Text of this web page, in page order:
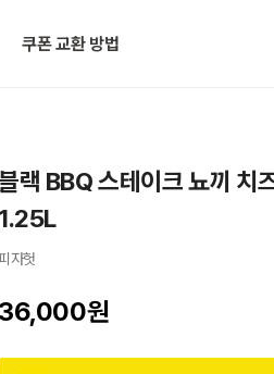
쿠폰 교환 방법
랙 BBQ 스테이크 뇨끼 치
1.25L
자헛
36,000원